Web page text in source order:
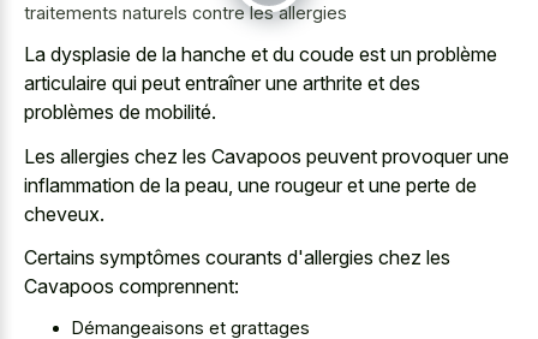
traitements naturels contre les allergies
La dysplasie de la hanche et du coude est un problème
articulaire qui peut entraîner une arthrite et des
problèmes de mobilité.
Les allergies chez les Cavapoos peuvent provoquer une
inflammation de la peau, une rougeur et une perte de
cheveux.
Certains symptômes courants d'allergies chez les
Cavapoos comprennent:
Démangeaisons et grattages